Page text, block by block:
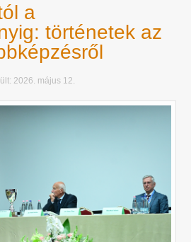
a
történetek az
2026. május 12.